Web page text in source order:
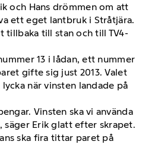
och Hans drömmen om att
ett eget lantbruk i Stråtjära.
tillbaka till stan och till TV4-
13 i lådan, ett nummer
gifte sig just 2013. Valet
när vinsten landade på
Vinsten ska vi använda
Erik glatt efter skrapet.
ska fira tittar paret på